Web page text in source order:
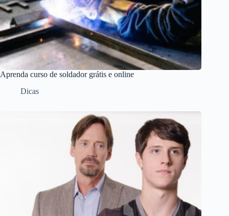
Aprenda curso de soldador grátis e online
Dicas